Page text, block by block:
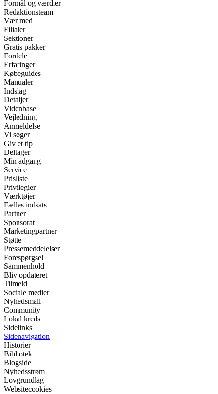
Formål og værdier
Redaktionsteam
Vær med
Filialer
Sektioner
Gratis pakker
Fordele
Erfaringer
Købeguides
Manualer
Indslag
Detaljer
Videnbase
Vejledning
Anmeldelse
Vi søger
Giv et tip
Deltager
Min adgang
Service
Prisliste
Privilegier
Værktøjer
Fælles indsats
Partner
Sponsorat
Marketingpartner
Støtte
Pressemeddelelser
Forespørgsel
Sammenhold
Bliv opdateret
Tilmeld
Sociale medier
Nyhedsmail
Community
Lokal kreds
Sidelinks
Sidenavigation
Historier
Bibliotek
Blogside
Nyhedsstrøm
Lovgrundlag
Websitecookies